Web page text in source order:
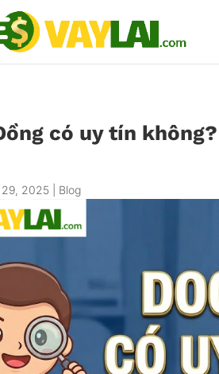
có uy tín
29, 2025 Blog